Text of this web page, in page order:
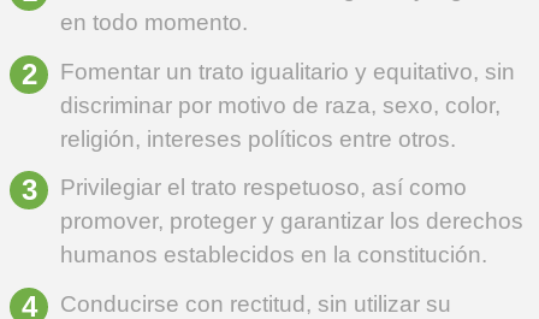
en todo momento.
Fomentar un trato igualitario y equitativo, sin
discriminar por motivo de raza, sexo, color,
religión, intereses políticos entre otros.
Privilegiar el trato respetuoso, así como
promover, proteger y garantizar los derechos
humanos establecidos en la constitución.
Conducirse con rectitud, sin utilizar su